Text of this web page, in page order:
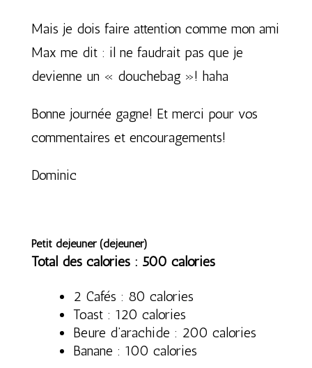
Mais je dois faire attention comme mon ami
Max me dit : il ne faudrait pas que je
devienne un « douchebag »! haha
Bonne journée gagne! Et merci pour vos
commentaires et encouragements!
Dominic
Petit déjeuner (déjeuner)
Total des calories : 500 calories
2 Cafés : 80 calories
Toast : 120 calories
Beure d’arachide : 200 calories
Banane : 100 calories